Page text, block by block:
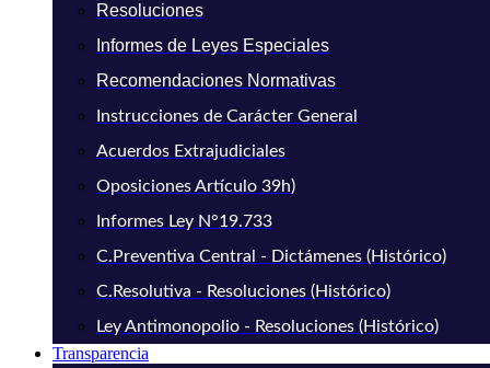
Resoluciones
Informes de Leyes Especiales
Recomendaciones Normativas
Instrucciones de Carácter General
Acuerdos Extrajudiciales
Oposiciones Artículo 39h)
Informes Ley N°19.733
C.Preventiva Central - Dictámenes (Histórico)
C.Resolutiva - Resoluciones (Histórico)
Ley Antimonopolio - Resoluciones (Histórico)
Transparencia